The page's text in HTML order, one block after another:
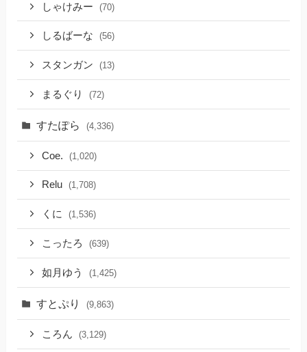
しゃけみー (70)
しるばーな (56)
スタンガン (13)
まるぐり (72)
すたぽら (4,336)
Coe. (1,020)
Relu (1,708)
くに (1,536)
こったろ (639)
如月ゆう (1,425)
すとぷり (9,863)
ころん (3,129)